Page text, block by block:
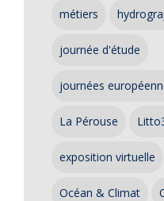
métiers
journée d'étude
journées
La Pérouse
exposition virtuelle
Océan & Climat